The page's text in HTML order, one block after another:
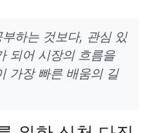
하는 것보다, 관심 있
되어 시장의 흐름을
가장 빠른 배움의 길